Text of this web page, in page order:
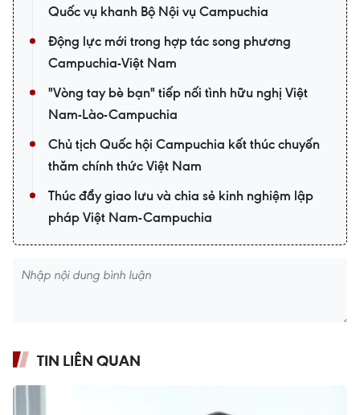
Quốc vụ khanh Bộ Nội vụ Campuchia
Động lực mới trong hợp tác song phương
Campuchia-Việt Nam
"Vòng tay bè bạn" tiếp nối tình hữu nghị Việt
Nam-Lào-Campuchia
Chủ tịch Quốc hội Campuchia kết thúc chuyến
thăm chính thức Việt Nam
Thúc đẩy giao lưu và chia sẻ kinh nghiệm lập
pháp Việt Nam-Campuchia
TIN LIÊN QUAN